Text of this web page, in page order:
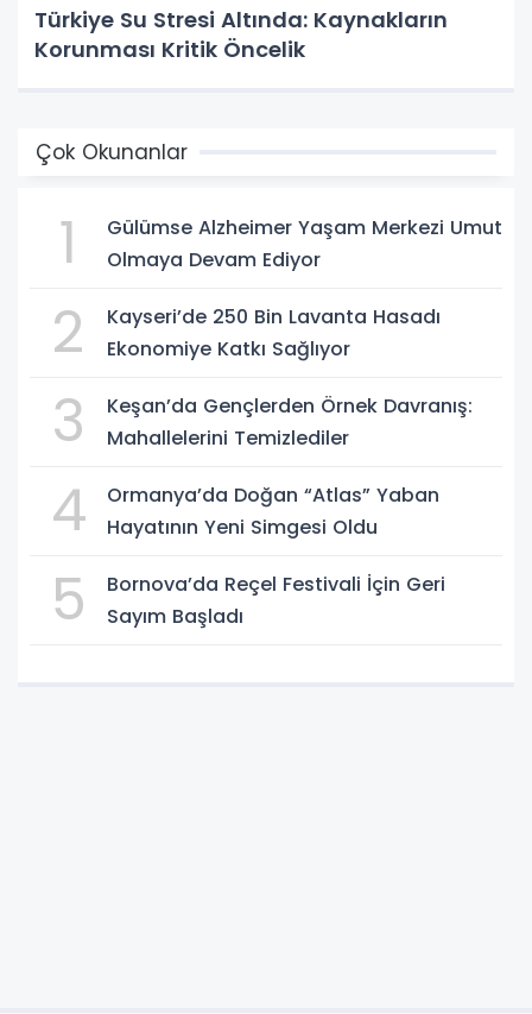
Türkiye Su Stresi Altında: Kaynakların
Korunması Kritik Öncelik
Çok Okunanlar
1
Gülümse Alzheimer Yaşam Merkezi Umut
Olmaya Devam Ediyor
2
Kayseri’de 250 Bin Lavanta Hasadı
Ekonomiye Katkı Sağlıyor
3
Keşan’da Gençlerden Örnek Davranış:
Mahallelerini Temizlediler
4
Ormanya’da Doğan “Atlas” Yaban
Hayatının Yeni Simgesi Oldu
5
Bornova’da Reçel Festivali İçin Geri
Sayım Başladı